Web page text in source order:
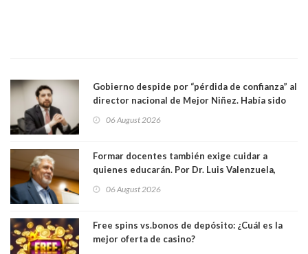
Gobierno despide por “pérdida de confianza” al
director nacional de Mejor Niñez. Había sido
06 August 2026
Formar docentes también exige cuidar a
quienes educarán. Por Dr. Luis Valenzuela,
Académicos U. Católica Silva Henríquez
06 August 2026
Free spins vs.bonos de depósito: ¿Cuál es la
mejor oferta de casino?